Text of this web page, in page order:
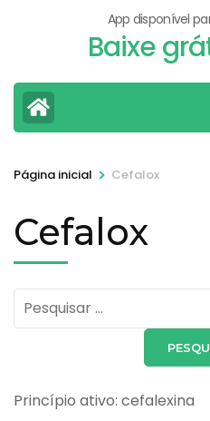
App disponível
Baixe
Página inicial > Cefalox
Cefalox
Pesquisar
por:
Princípio ativo: cefalexina